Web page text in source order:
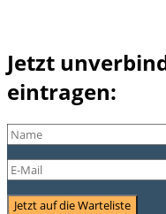
Jetzt
eintragen:
Jetzt auf die Warteliste